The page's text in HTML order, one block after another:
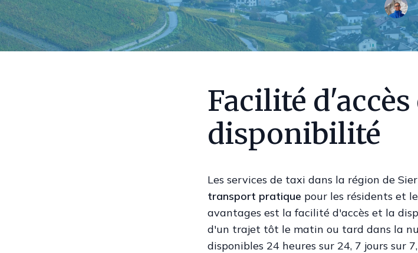
Facilité d'accès
disponibilité
Les services de taxi dans la région de
transport pratique pour les résidents et
avantages est la facilité d'accès et la
d'un trajet tôt le matin ou tard dans la
disponibles 24 heures sur 24, 7 jours sur